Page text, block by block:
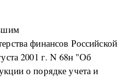
финансов Российской
2001 г. N 68н "Об
о порядке учета и